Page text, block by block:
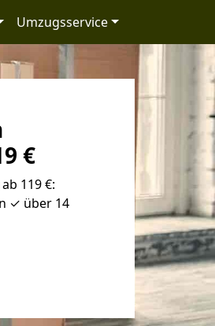
Umzugsservice
€
119 €:
✓ über 14